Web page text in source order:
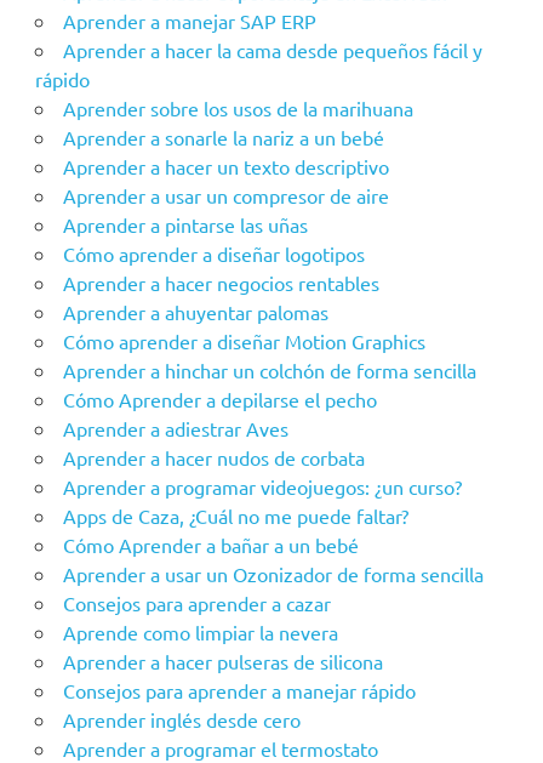
Aprender a manejar SAP ERP
Aprender a hacer la cama desde pequeños fácil y
rápido
Aprender sobre los usos de la marihuana
Aprender a sonarle la nariz a un bebé
Aprender a hacer un texto descriptivo
Aprender a usar un compresor de aire
Aprender a pintarse las uñas
Cómo aprender a diseñar logotipos
Aprender a hacer negocios rentables
Aprender a ahuyentar palomas
Cómo aprender a diseñar Motion Graphics
Aprender a hinchar un colchón de forma sencilla
Cómo Aprender a depilarse el pecho
Aprender a adiestrar Aves
Aprender a hacer nudos de corbata
Aprender a programar videojuegos: ¿un curso?
Apps de Caza, ¿Cuál no me puede faltar?
Cómo Aprender a bañar a un bebé
Aprender a usar un Ozonizador de forma sencilla
Consejos para aprender a cazar
Aprende como limpiar la nevera
Aprender a hacer pulseras de silicona
Consejos para aprender a manejar rápido
Aprender inglés desde cero
Aprender a programar el termostato